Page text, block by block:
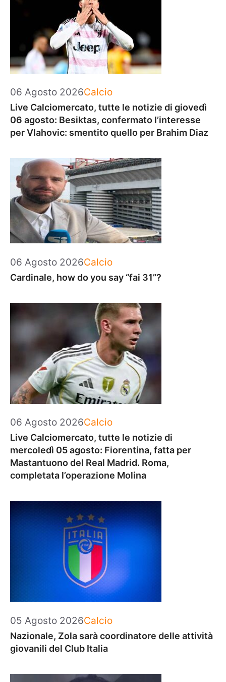
06 Agosto 2026Categorie
Calcio
Live Calciomercato, tutte le notizie di giovedì
06 agosto: Besiktas, confermato l’interesse
per Vlahovic: smentito quello per Brahim Diaz
06 Agosto 2026Categorie
Calcio
Cardinale, how do you say “fai 31”?
06 Agosto 2026Categorie
Calcio
Live Calciomercato, tutte le notizie di
mercoledì 05 agosto: Fiorentina, fatta per
Mastantuono del Real Madrid. Roma,
completata l’operazione Molina
05 Agosto 2026Categorie
Calcio
Nazionale, Zola sarà coordinatore delle attività
giovanili del Club Italia